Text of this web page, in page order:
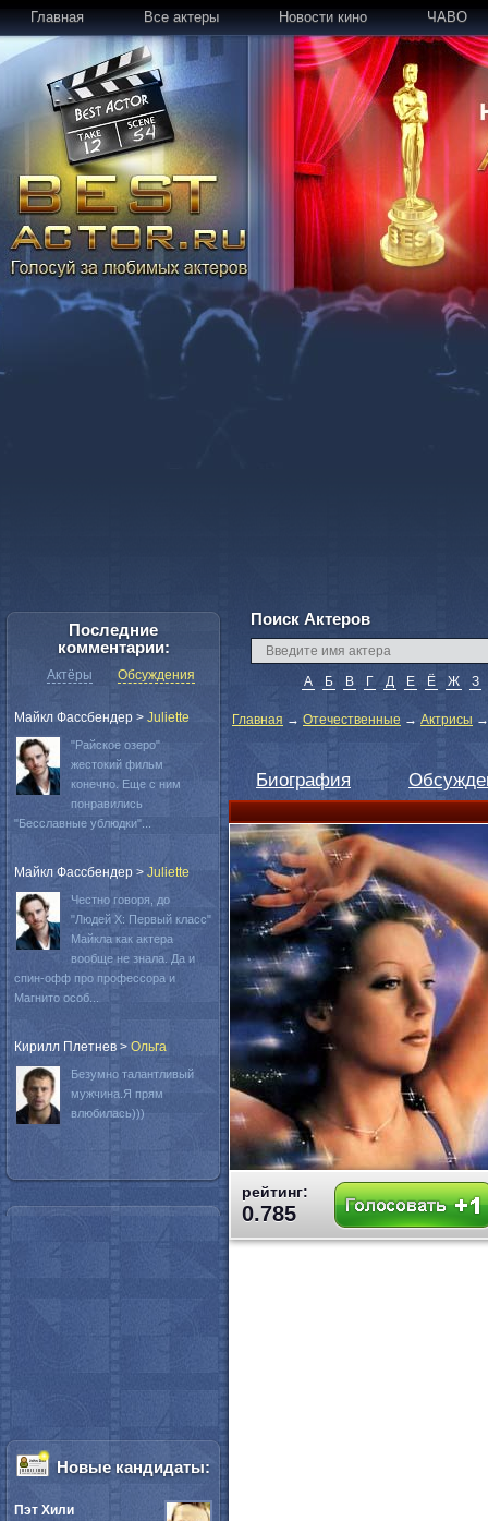
Главная Все актеры Новости кино ЧАВО
Поиск Актеров
А Б В Г Д Е Ё Ж З
Главная → Отечественные → Актрисы
Биография
рейтинг:
0.785
Последние
комментарии:
Актёры Обсуждения
Майкл Фассбендер > Juliette
"Райское озеро"
жестокий фильм
конечно. Еще с ним
понравились
"Бесславные ублюдки"...
Майкл Фассбендер > Juliette
Честно говоря, до
"Людей Х: Первый класс"
Майкла как актера
вообще не знала. Да и
спин-офф про профессора и
Магнито особ...
Кирилл Плетнев > Oльга
Безумно талантливый
мужчина.Я прям
влюбилась)))
Новые кандидаты:
Пэт Хили